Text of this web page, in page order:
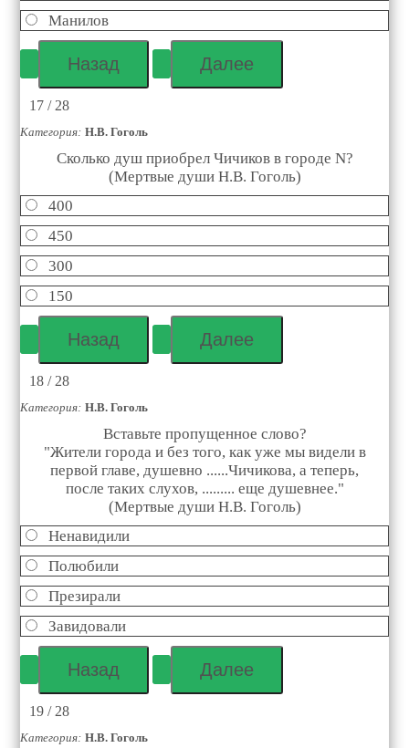
Манилов
17 / 28
Категория: Н.В. Гоголь
Сколько душ приобрел Чичиков в городе N?
(Мертвые души Н.В. Гоголь)
400
450
300
150
18 / 28
Категория: Н.В. Гоголь
Вставьте пропущенное слово?
"Жители города и без того, как уже мы видели в
первой главе, душевно ......Чичикова, а теперь,
после таких слухов, ......... еще душевнее."
(Мертвые души Н.В. Гоголь)
Ненавидили
Полюбили
Презирали
Завидовали
19 / 28
Категория: Н.В. Гоголь